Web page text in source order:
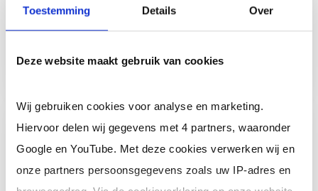
Toestemming Details Over
Deze website maakt gebruik van cookies
Wij gebruiken cookies voor analyse en marketing.
Hiervoor delen wij gegevens met 4 partners, waaronder
Google en YouTube. Met deze cookies verwerken wij en
onze partners persoonsgegevens zoals uw IP-adres en
voor u aan de slag gaat.
Meer informatie
Ik ben een interim,
freelance of ZZP
professional (of ik wil in
loondienst)